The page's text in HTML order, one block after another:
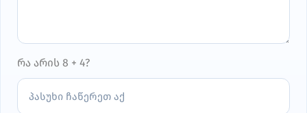
რა არის 8 + 4?